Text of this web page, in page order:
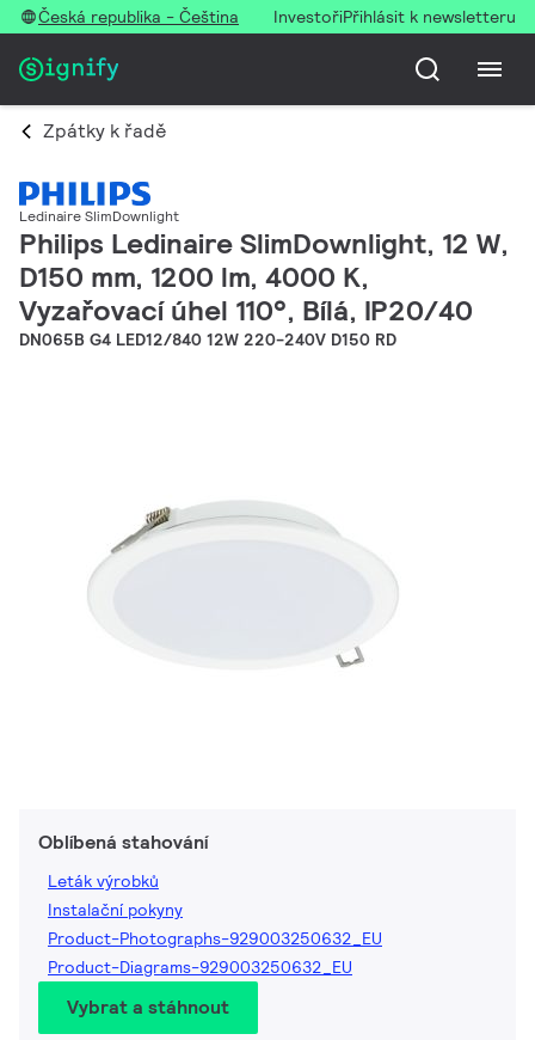
Česká republika - Čeština InvestořiPřihlásit k newsletteru
Zpátky k řadě
Ledinaire SlimDownlight
Philips Ledinaire SlimDownlight, 12 W,
D150 mm, 1200 lm, 4000 K,
Vyzařovací úhel 110°, Bílá, IP20/40
DN065B G4 LED12/840 12W 220-240V D150 RD
Oblíbená stahování
Leták výrobků
Instalační pokyny
Product-Photographs-929003250632_EU
Product-Diagrams-929003250632_EU
Vybrat a stáhnout